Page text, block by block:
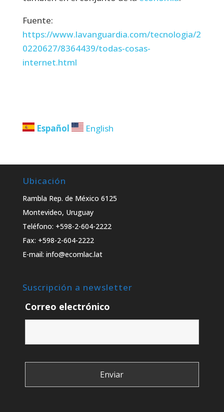
Fuente:
https://www.lavanguardia.com/tecnologia/2
0220627/8364439/todas-cosas-
internet.html
Español English
Ubicación
Rambla Rep. de México 6125
Montevideo, Uruguay
Teléfono: +598-2-604-2222
Fax: +598-2-604-2222
E-mail: info@ecomlac.lat
Suscripción a newsletter
Correo electrónico